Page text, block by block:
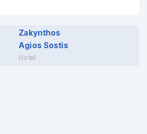
Zakynthos
Agios Sostis
Hotel